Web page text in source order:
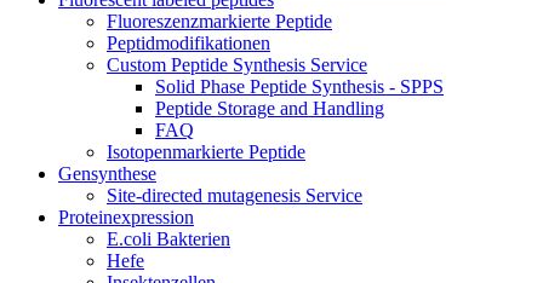
Fluoreszenzmarkierte Peptide
Peptidmodifikationen
Custom Peptide Synthesis Service
Solid Phase Peptide Synthesis - SPPS
Peptide Storage and Handling
FAQ
Isotopenmarkierte Peptide
Gensynthese
Site-directed mutagenesis Service
Proteinexpression
E.coli Bakterien
Hefe